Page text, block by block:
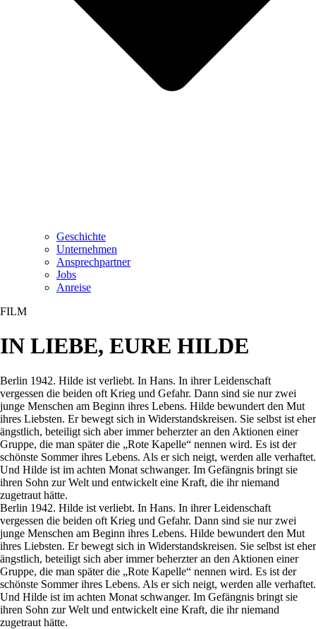
Geschichte
Unternehmen
Ansprechpartner
Jobs
Anreise
FILM
IN LIEBE, EURE HILDE
Berlin 1942. Hilde ist verliebt. In Hans. In ihrer Leidenschaft
vergessen die beiden oft Krieg und Gefahr. Dann sind sie nur zwei
junge Menschen am Beginn ihres Lebens. Hilde bewundert den Mut
ihres Liebsten. Er bewegt sich in Widerstandskreisen. Sie selbst ist eher
ängstlich, beteiligt sich aber immer beherzter an den Aktionen einer
Gruppe, die man später die „Rote Kapelle“ nennen wird. Es ist der
schönste Sommer ihres Lebens. Als er sich neigt, werden alle verhaftet.
Und Hilde ist im achten Monat schwanger. Im Gefängnis bringt sie
ihren Sohn zur Welt und entwickelt eine Kraft, die ihr niemand
zugetraut hätte.
Berlin 1942. Hilde ist verliebt. In Hans. In ihrer Leidenschaft
vergessen die beiden oft Krieg und Gefahr. Dann sind sie nur zwei
junge Menschen am Beginn ihres Lebens. Hilde bewundert den Mut
ihres Liebsten. Er bewegt sich in Widerstandskreisen. Sie selbst ist eher
ängstlich, beteiligt sich aber immer beherzter an den Aktionen einer
Gruppe, die man später die „Rote Kapelle“ nennen wird. Es ist der
schönste Sommer ihres Lebens. Als er sich neigt, werden alle verhaftet.
Und Hilde ist im achten Monat schwanger. Im Gefängnis bringt sie
ihren Sohn zur Welt und entwickelt eine Kraft, die ihr niemand
zugetraut hätte.